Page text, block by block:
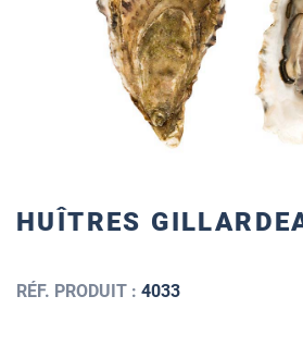
HUÎTRES
RÉF. PRODUIT : 4033